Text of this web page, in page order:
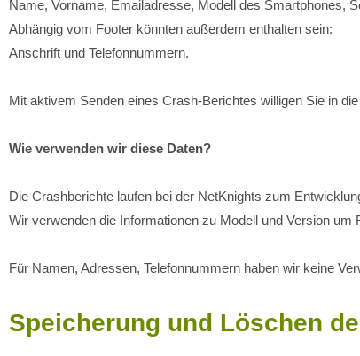
Name, Vorname, Emailadresse, Modell des Smartphones,
Abhängig vom Footer könnten außerdem enthalten sein:
Anschrift und Telefonnummern.
Mit aktivem Senden eines Crash-Berichtes willigen Sie in
Wie verwenden wir diese Daten?
Die Crashberichte laufen bei der NetKnights zum
Wir verwenden die Informationen zu Modell und Version
Für Namen, Adressen, Telefonnummern haben wir keine
Speicherung und Löschen